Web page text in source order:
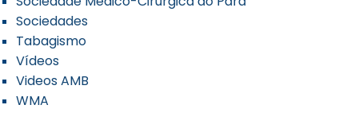
Sociedades
Tabagismo
Vídeos
Videos AMB
WMA